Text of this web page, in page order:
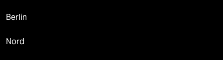
Berlin
Nord